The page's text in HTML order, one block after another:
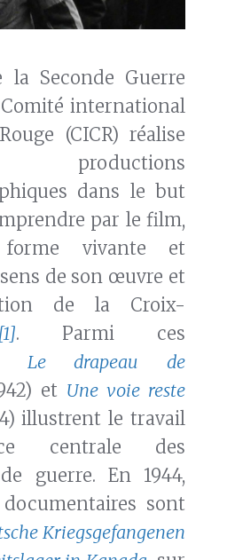
Seconde Guerre
international
(CICR) réalise
productions
dans le but
par le film,
vivante et
de son œuvre et
de la Croix-
[1]. Parmi ces
Le drapeau de
et Une voie reste
illustrent le travail
centrale des
guerre. En 1944,
sont
Kriegsgefangenen